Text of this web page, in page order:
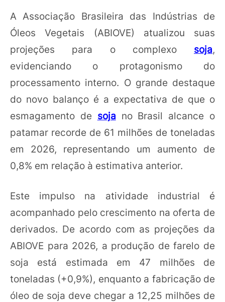
A Associação Brasileira das Indústrias de
Óleos Vegetais (ABIOVE) atualizou suas
projeções para o complexo soja,
evidenciando o protagonismo do
processamento interno. O grande destaque
do novo balanço é a expectativa de que o
esmagamento de soja no Brasil alcance o
patamar recorde de 61 milhões de toneladas
em 2026, representando um aumento de
0,8% em relação à estimativa anterior.
Este impulso na atividade industrial é
acompanhado pelo crescimento na oferta de
derivados. De acordo com as projeções da
ABIOVE para 2026, a produção de farelo de
soja está estimada em 47 milhões de
toneladas (+0,9%), enquanto a fabricação de
óleo de soja deve chegar a 12,25 milhões de